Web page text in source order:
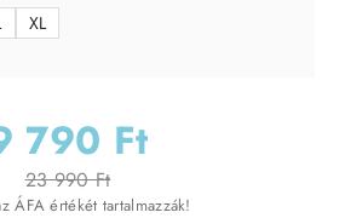
790 Ft
23 990 Ft
ÁFA értékét tartalmazzák!
XL